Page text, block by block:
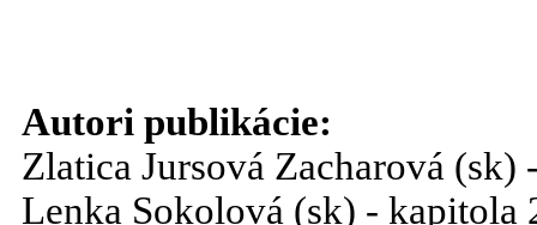
Autori publikácie:
Zlatica Jursová Zacharová (sk)
Lenka Sokolová (sk) - kapitola